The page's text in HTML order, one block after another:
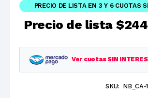
PRECIO DE LISTA EN 3 Y 6 CUOTAS
Precio de lista
Ver cuotas SIN INTERES
Cuota
SKU: NB_CA-